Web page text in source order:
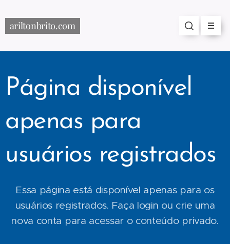
ariltonbrito.com
Página disponível
apenas para
usuários registrados
Essa página está disponível apenas para os
usuários registrados. Faça login ou crie uma
nova conta para acessar o conteúdo privado.